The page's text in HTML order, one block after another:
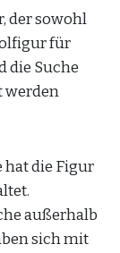
der sowohl
für
die Suche
werden
hat die Figur
außerhalb
sich mit